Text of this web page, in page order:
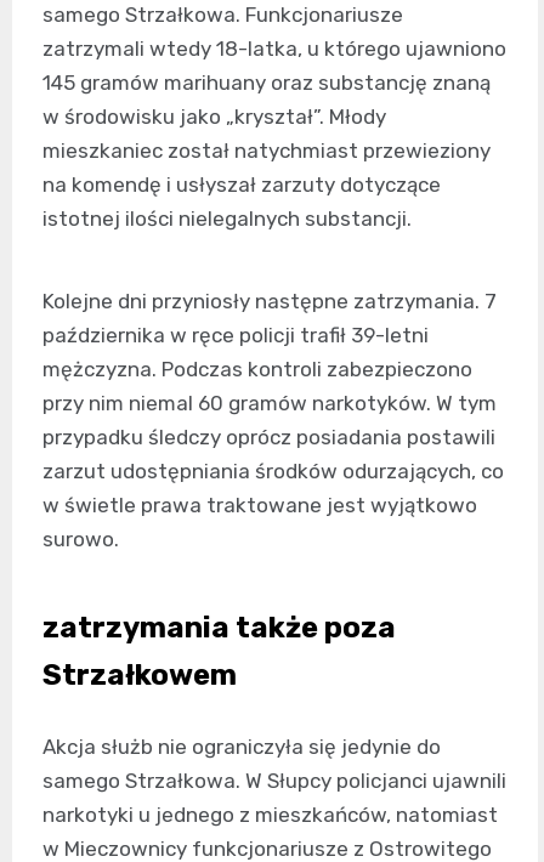
samego Strzałkowa. Funkcjonariusze
zatrzymali wtedy 18-latka, u którego ujawniono
145 gramów marihuany oraz substancję znaną
w środowisku jako „kryształ”. Młody
mieszkaniec został natychmiast przewieziony
na komendę i usłyszał zarzuty dotyczące
istotnej ilości nielegalnych substancji.
Kolejne dni przyniosły następne zatrzymania. 7
października w ręce policji trafił 39-letni
mężczyzna. Podczas kontroli zabezpieczono
przy nim niemal 60 gramów narkotyków. W tym
przypadku śledczy oprócz posiadania postawili
zarzut udostępniania środków odurzających, co
w świetle prawa traktowane jest wyjątkowo
surowo.
zatrzymania także poza
Strzałkowem
Akcja służb nie ograniczyła się jedynie do
samego Strzałkowa. W Słupcy policjanci ujawnili
narkotyki u jednego z mieszkańców, natomiast
w Mieczownicy funkcjonariusze z Ostrowitego